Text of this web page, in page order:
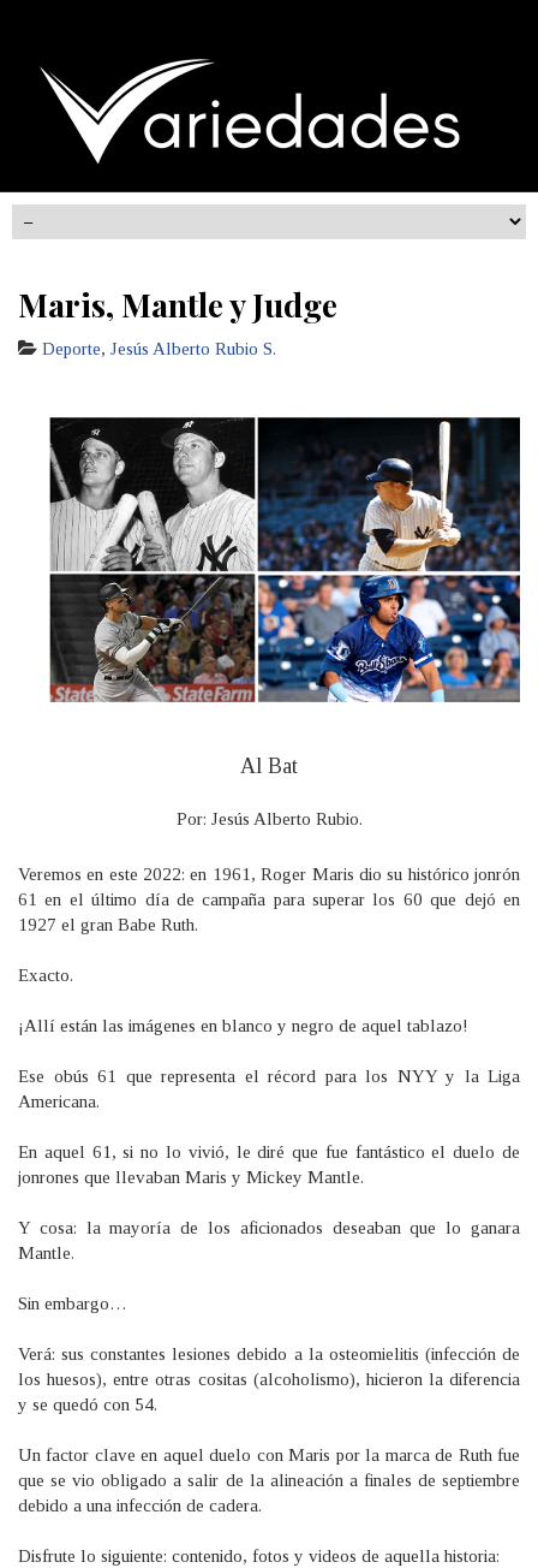
Maris, Mantle y Judge
Deporte, Jesús Alberto Rubio S.
Al Bat
Por: Jesús Alberto Rubio.
Veremos en este 2022: en 1961, Roger Maris dio su histórico jonrón
61 en el último día de campaña para superar los 60 que dejó en
1927 el gran Babe Ruth.
Exacto.
¡Allí están las imágenes en blanco y negro de aquel tablazo!
Ese obús 61 que representa el récord para los NYY y la Liga
Americana.
En aquel 61, si no lo vivió, le diré que fue fantástico el duelo de
jonrones que llevaban Maris y Mickey Mantle.
Y cosa: la mayoría de los aficionados deseaban que lo ganara
Mantle.
Sin embargo…
Verá: sus constantes lesiones debido a la osteomielitis (infección de
los huesos), entre otras cositas (alcoholismo), hicieron la diferencia
y se quedó con 54.
Un factor clave en aquel duelo con Maris por la marca de Ruth fue
que se vio obligado a salir de la alineación a finales de septiembre
debido a una infección de cadera.
Disfrute lo siguiente: contenido, fotos y videos de aquella historia: